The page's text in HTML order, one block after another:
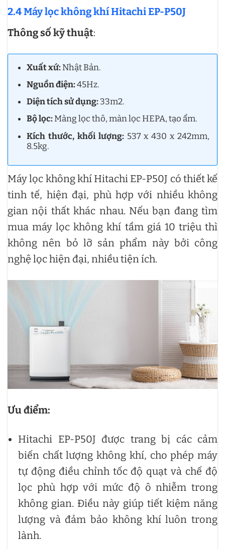
2.4 Máy lọc không khí Hitachi EP-P50J
Thông số kỹ thuật:
Xuất xứ:Nhật Bản.
Nguồn điện:45Hz.
Diện tích sử dụng:33m2.
Bộ lọc:Màng lọc thô, màn lọc HEPA, tạo ẩm.
Kích thước, khối lượng:537 x 430 x 242mm,
8.5kg.
Máy lọc không khí Hitachi EP-P50J có thiết kế
tinh tế, hiện đại, phù hợp với nhiều không
gian nội thất khác nhau. Nếu bạn đang tìm
mua máy lọc không khí tầm giá 10 triệu thì
không nên bỏ lỡ sản phẩm này bởi công
nghệ lọc hiện đại, nhiều tiện ích.
Ưu điểm:
Hitachi EP-P50J được trang bị các cảm
biến chất lượng không khí, cho phép máy
tự động điều chỉnh tốc độ quạt và chế độ
lọc phù hợp với mức độ ô nhiễm trong
không gian. Điều này giúp tiết kiệm năng
lượng và đảm bảo không khí luôn trong
lành.